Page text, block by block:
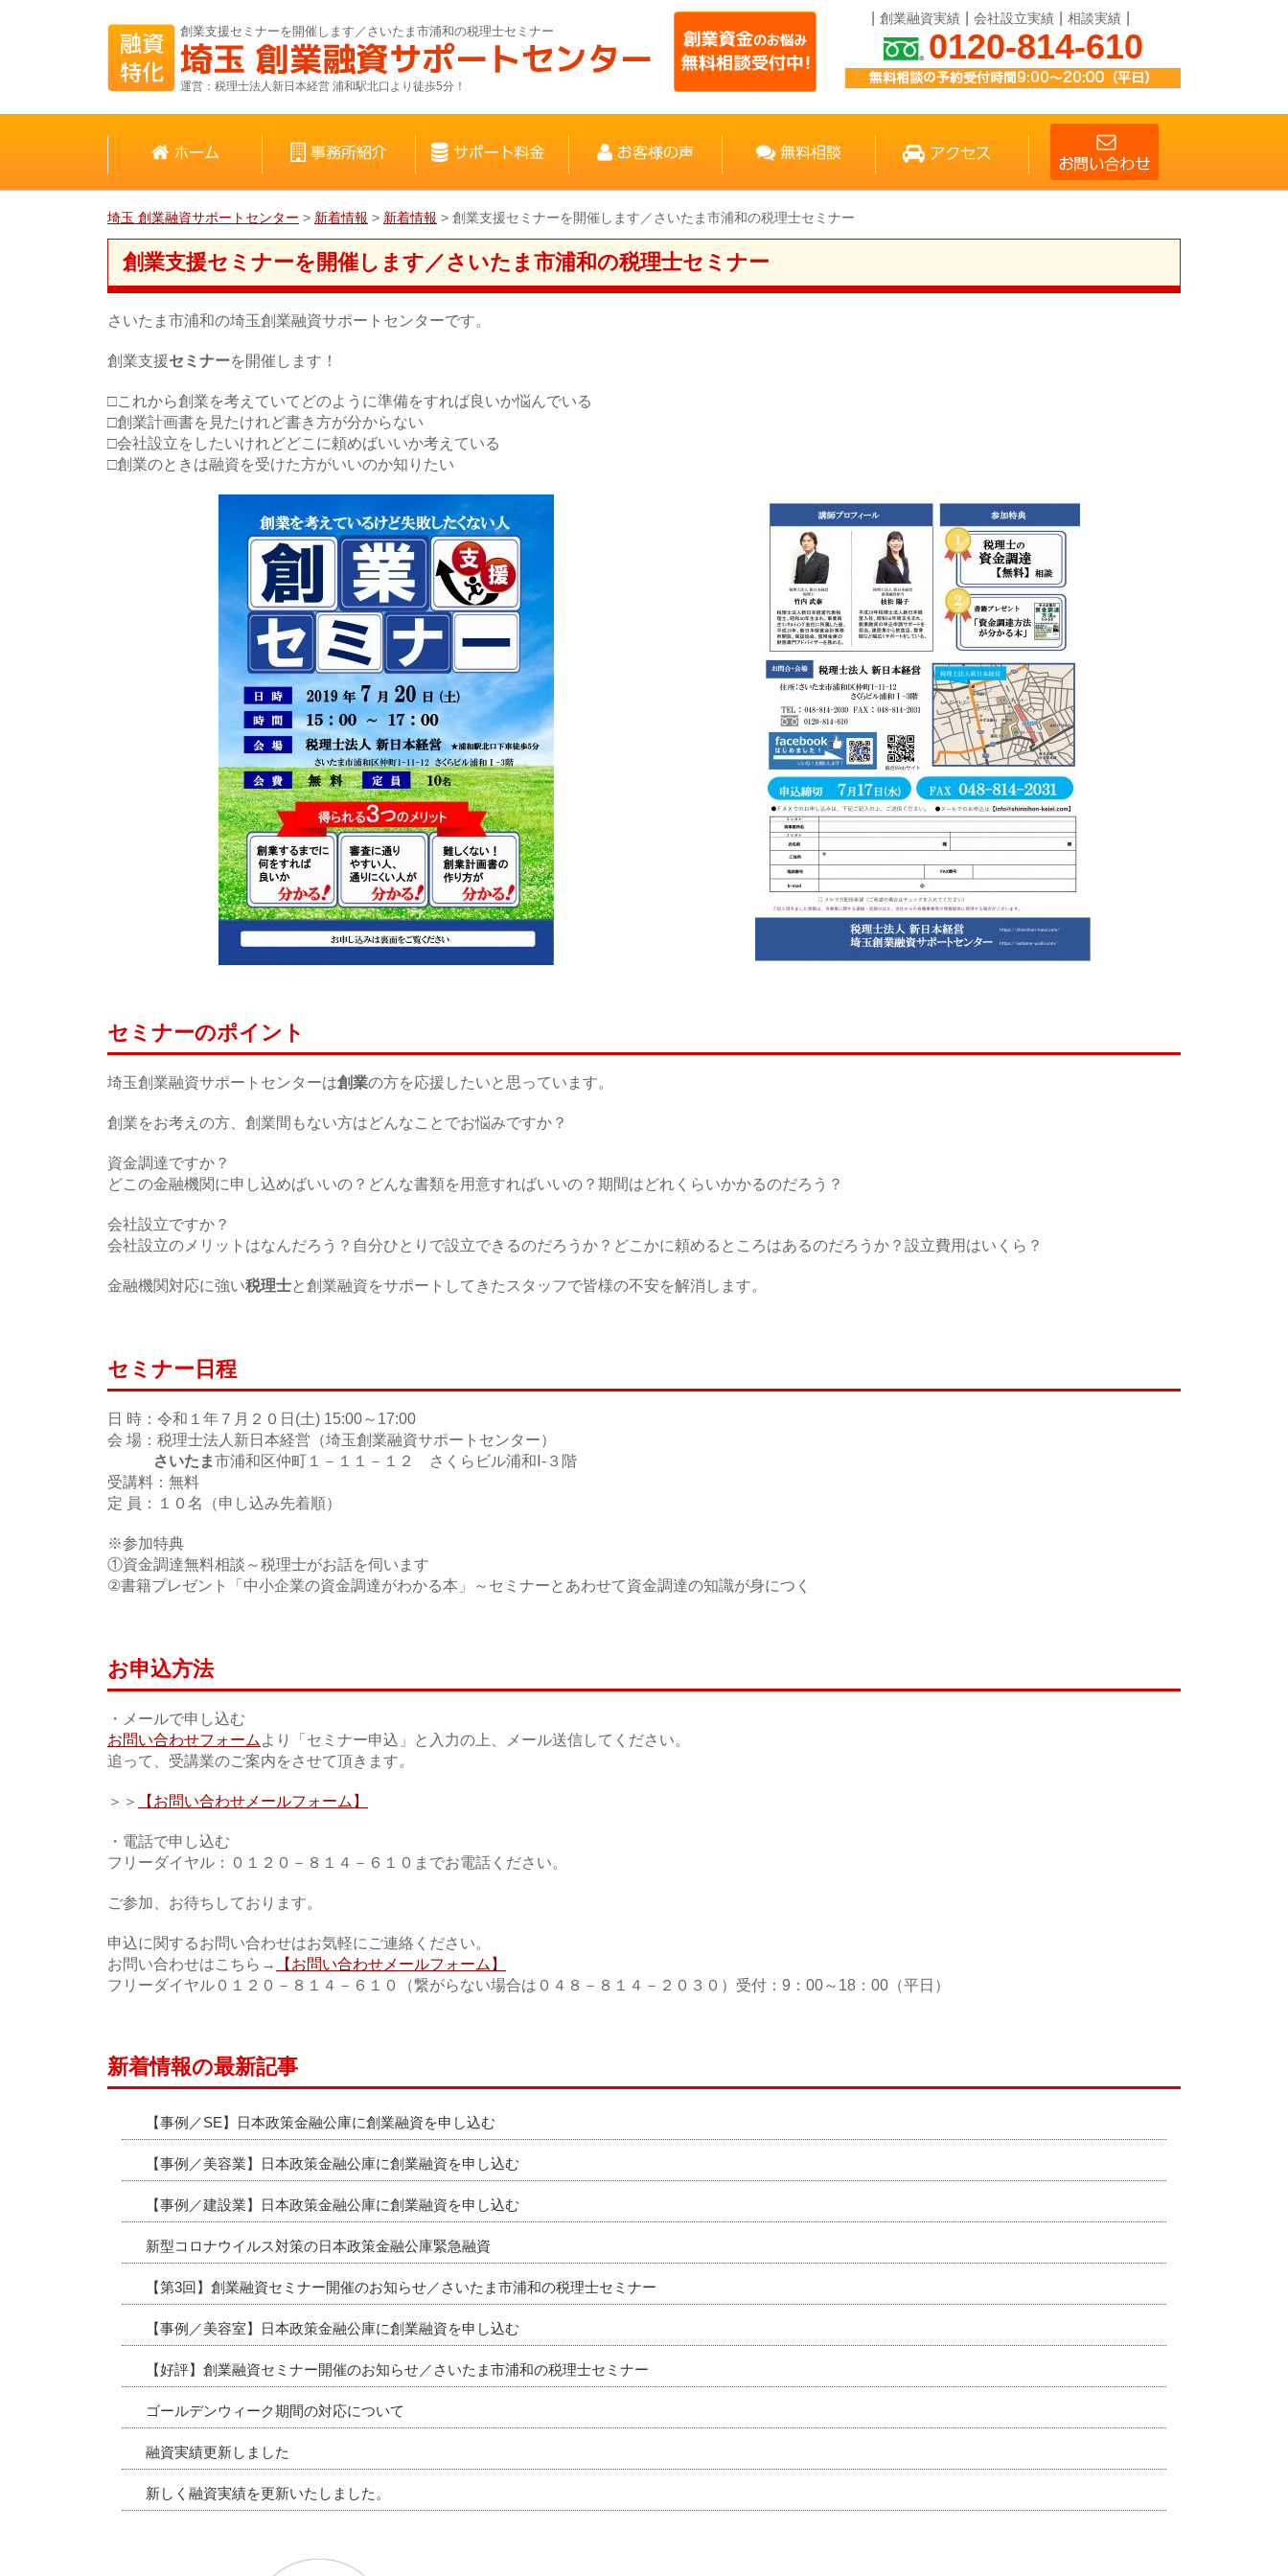
創業支援セミナーを開催します／さいたま市浦和の税理士セミナー
運営：税理士法人新日本経営 浦和駅北口より徒歩5分！
創業融資実績 会社設立実績 相談実績
0120-814-610
埼玉 創業融資サポートセンター > 新着情報 > 新着情報 > 創業支援セミナーを開催します／さいたま市浦和の税理士セミナー
創業支援セミナーを開催します／さいたま市浦和の税理士セミナー
さいたま市浦和の埼玉創業融資サポートセンターです。
創業支援セミナーを開催します！
□これから創業を考えていてどのように準備をすれば良いか悩んでいる
□創業計画書を見たけれど書き方が分からない
□会社設立をしたいけれどどこに頼めばいいか考えている
□創業のときは融資を受けた方がいいのか知りたい
セミナーのポイント
埼玉創業融資サポートセンターは創業の方を応援したいと思っています。
創業をお考えの方、創業間もない方はどんなことでお悩みですか？
資金調達ですか？
どこの金融機関に申し込めばいいの？どんな書類を用意すればいいの？期間はどれくらいかかるのだろう？
会社設立ですか？
会社設立のメリットはなんだろう？自分ひとりで設立できるのだろうか？どこかに頼めるところはあるのだろうか？設立費用はいくら？
金融機関対応に強い税理士と創業融資をサポートしてきたスタッフで皆様の不安を解消します。
セミナー日程
日 時：令和１年７月２０日(土) 15:00～17:00
会 場：税理士法人新日本経営（埼玉創業融資サポートセンター）
さいたま市浦和区仲町１－１１－１２ さくらビル浦和Ⅰ-３階
受講料：無料
定 員：１０名（申し込み先着順）
※参加特典
①資金調達無料相談～税理士がお話を伺います
②書籍プレゼント「中小企業の資金調達がわかる本」～セミナーとあわせて資金調達の知識が身につく
お申込方法
・メールで申し込む
お問い合わせフォーム より「セミナー申込」と入力の上、メール送信してください。
追って、受講業のご案内をさせて頂きます。
＞＞ 【お問い合わせメールフォーム】
・電話で申し込む
フリーダイヤル：０１２０－８１４－６１０までお電話ください。
ご参加、お待ちしております。
申込に関するお問い合わせはお気軽にご連絡ください。
お問い合わせはこちら→
【お問い合わせメールフォーム】
フリーダイヤル０１２０－８１４－６１０（繋がらない場合は０４８－８１４－２０３０）受付：9：00～18：00（平日）
新着情報の最新記事
【事例／SE】日本政策金融公庫に創業融資を申し込む
【事例／美容業】日本政策金融公庫に創業融資を申し込む
【事例／建設業】日本政策金融公庫に創業融資を申し込む
新型コロナウイルス対策の日本政策金融公庫緊急融資
【第3回】創業融資セミナー開催のお知らせ／さいたま市浦和の税理士セミナー
【事例／美容室】日本政策金融公庫に創業融資を申し込む
【好評】創業融資セミナー開催のお知らせ／さいたま市浦和の税理士セミナー
ゴールデンウィーク期間の対応について
融資実績更新しました
新しく融資実績を更新いたしました。